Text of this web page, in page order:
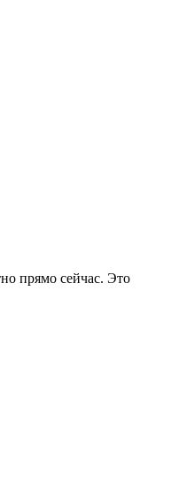
прямо сейчас. Это